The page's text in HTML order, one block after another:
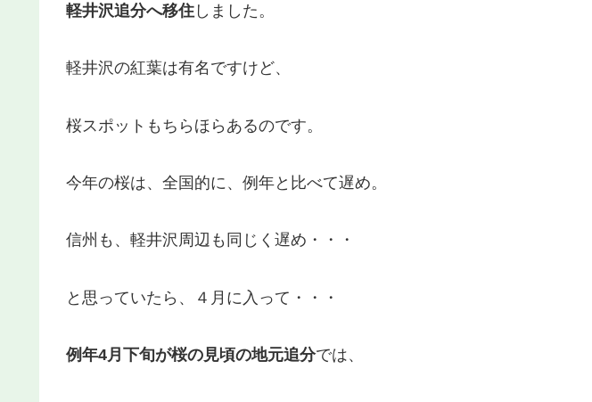
軽井沢追分へ移住 しました。
軽井沢の紅葉は有名ですけど、
桜スポットもちらほらあるのです。
今年の桜は、全国的に、例年と比べて遅め。
信州も、軽井沢周辺も同じく遅め・・・
と思っていたら、４月に入って・・・
例年4月下旬が桜の見頃の地元追分では、